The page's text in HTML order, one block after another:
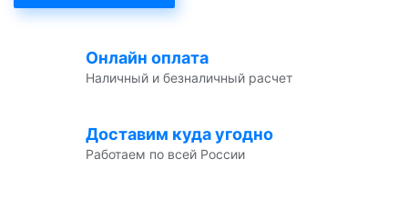
Онлайн оплата
Наличный и безналичный расчет
Доставим куда угодно
Работаем по всей России